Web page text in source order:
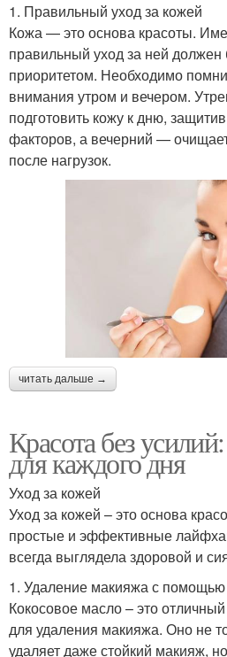
1. Правильный уход за кожей
Кожа — это основа красоты.
правильный уход за ней
приоритетом. Необходимо
внимания утром и вечером.
подготовить кожу к дню,
факторов, а вечерний —
после нагрузок.
читать дальше →
Красота без
для каждого дня
Уход за кожей
Уход за кожей – это основа
простые и эффективные
всегда выглядела здоровой и
1. Удаление макияжа с помощью
Кокосовое масло – это
для удаления макияжа. Оно не
удаляет даже стойкий макияж,